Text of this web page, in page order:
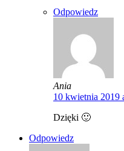
Odpowiedz
Ania
10 kwietnia 2019
Dzięki 🙂
Odpowiedz